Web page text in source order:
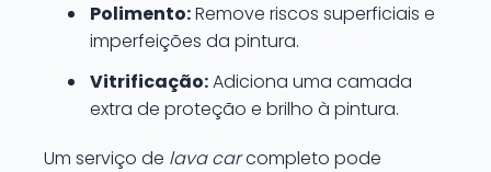
Polimento:Remove riscos superficiais e
imperfeições da pintura.
Vitrificação:Adiciona uma camada
extra de proteção e brilho à pintura.
Um serviço de lava carcompleto pode